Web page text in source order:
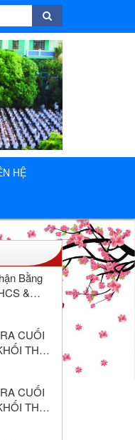
HỆ
Bằng
&
CUỐI
THPT
CUỐI
THCS